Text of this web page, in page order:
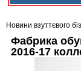
Новини взуттєвого
Фабрика
2016-17